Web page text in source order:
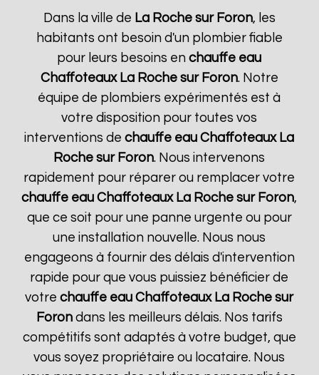
Dans la ville de La Roche sur Foron, les
habitants ont besoin d'un plombier fiable
pour leurs besoins enchauffe eau
Chaffoteaux La Roche sur Foron. Notre
équipe de plombiers expérimentés est à
votre disposition pour toutes vos
interventions dechauffe eau Chaffoteaux La
Roche sur Foron. Nous intervenons
rapidement pour réparer ou remplacer votre
chauffe eau Chaffoteaux La Roche sur Foron,
que ce soit pour une panne urgente ou pour
une installation nouvelle. Nous nous
engageons à fournir des délais d'intervention
rapide pour que vous puissiez bénéficier de
votrechauffe eau Chaffoteaux La Roche sur
Forondans les meilleurs délais. Nos tarifs
compétitifs sont adaptés à votre budget, que
vous soyez propriétaire ou locataire. Nous